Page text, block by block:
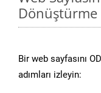
Dönüştürme
Bir web sayfasını
adımları izleyin: